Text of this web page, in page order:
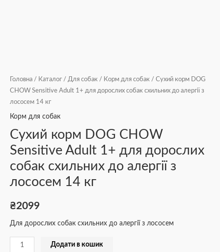
Головна / Каталог / Для собак / Корм для собак / Сухий корм DOG
CHOW Sensitive Adult 1+ для дорослих собак схильних до алергії з
лососем 14 кг
Корм для собак
Сухий корм DOG CHOW
Sensitive Adult 1+ для дорослих
собак схильних до алергії з
лососем 14 кг
₴2099
Для дорослих собак схильних до алергії з лососем
Додати в кошик